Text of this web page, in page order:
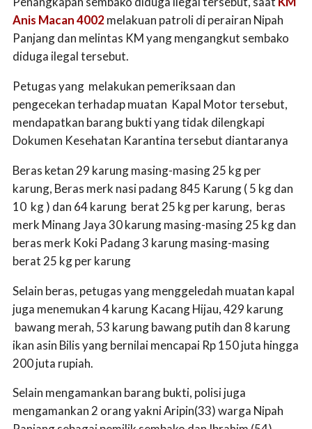
Anis Macan 4002melakuan patroli di perairan Nipah
Panjang dan melintas KM yang mengangkut sembako
diduga ilegal tersebut.
Petugas yang melakukan pemeriksaan dan
pengecekan terhadap muatan Kapal Motor tersebut,
mendapatkan barang bukti yang tidak dilengkapi
Dokumen Kesehatan Karantina tersebut diantaranya
Beras ketan 29 karung masing-masing 25 kg per
karung, Beras merk nasi padang 845 Karung ( 5 kg dan
10 kg ) dan 64 karung berat 25 kg per karung, beras
merk Minang Jaya 30 karung masing-masing 25 kg dan
beras merk Koki Padang 3 karung masing-masing
berat 25 kg per karung
Selain beras, petugas yang menggeledah muatan kapal
juga menemukan 4 karung Kacang Hijau, 429 karung
bawang merah, 53 karung bawang putih dan 8 karung
ikan asin Bilis yang bernilai mencapai Rp 150 juta hingga
200 juta rupiah.
Selain mengamankan barang bukti, polisi juga
mengamankan 2 orang yakni Aripin(33) warga Nipah